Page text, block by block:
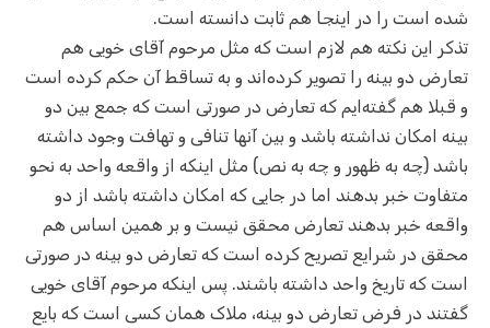
شده است را در اینجا هم ثابت دانسته است.
تذکر این نکته هم لازم است که مثل مرحوم آقای خویی هم
تعارض دو بینه را تصویر کرده‌اند و به تساقط آن حکم کرده است
و قبلا هم گفته‌ایم که تعارض در صورتی است که جمع بین دو
بینه امکان نداشته باشد و بین آنها تنافی و تهافت وجود داشته
باشد (چه به ظهور و چه به نص) مثل اینکه از واقعه واحد به نحو
متفاوت خبر بدهند اما در جایی که امکان داشته باشد از دو
واقعه خبر بدهند تعارض محقق نیست و بر همین اساس هم
محقق در شرایع تصریح کرده است که تعارض دو بینه در صورتی
است که تاریخ واحد داشته باشند. پس اینکه مرحوم آقای خویی
گفتند در فرض تعارض دو بینه، ملاک همان کسی است که بایع